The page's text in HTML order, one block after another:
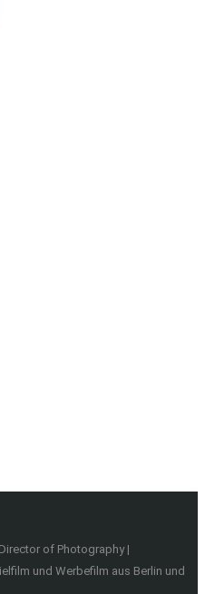
of Photography |
und Werbefilm aus Berlin und